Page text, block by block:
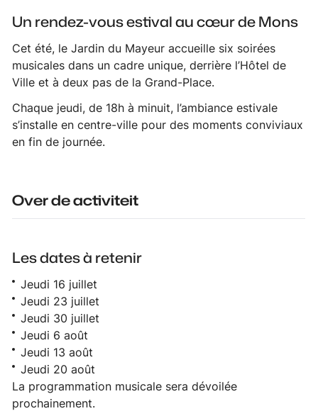
Un rendez-vous estival au cœur de Mons
Cet été, le Jardin du Mayeur accueille six soirées
musicales dans un cadre unique, derrière l’Hôtel de
Ville et à deux pas de la Grand-Place.
Chaque jeudi, de 18h à minuit, l’ambiance estivale
s’installe en centre-ville pour des moments conviviaux
en fin de journée.
Over de activiteit
Les dates à retenir
Jeudi 16 juillet
Jeudi 23 juillet
Jeudi 30 juillet
Jeudi 6 août
Jeudi 13 août
Jeudi 20 août
La programmation musicale sera dévoilée
prochainement.